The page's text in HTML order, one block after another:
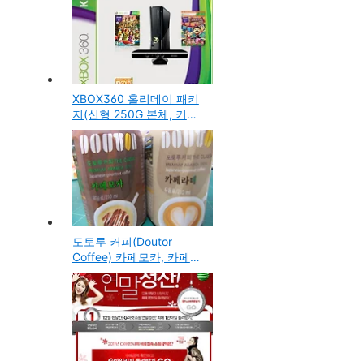
XBOX360 홀리데이 패키
지(신형 250G 본체, 키넥
트센서, 게임2종, 라이브3
개월) 인터넷으로 구입(최
저가 사이트)
도토루 커피(Doutor
Coffee) 카페모카, 카페라
떼-편의점에서 구입한 음
료 시음기